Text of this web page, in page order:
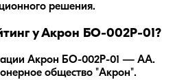
решения.
у Акрон БО-002P-01?
Акрон БО-002P-01 — AA.
общество "Акрон".